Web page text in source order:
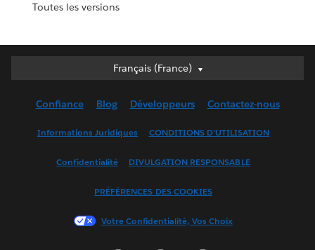
Toutes les versions
Français (France)
Français (France)
English (UK)
Français (Canada)
한국어
Confiance Blog Développeurs Contactez-nous
Informations Juridiques CONDITIONS D'UTILISATION
Confidentialité DIVULGATION RESPONSABLE
PRÉFÉRENCES DES COOKIES
Votre Confidentialité, Vos Choix